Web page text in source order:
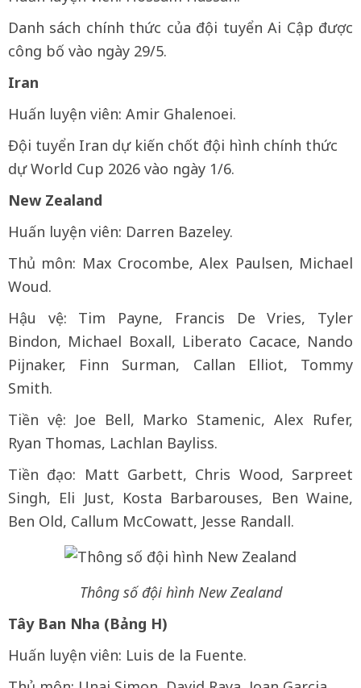
Danh sách chính thức của đội tuyển Ai Cập được
công bố vào ngày 29/5.
Iran
Huấn luyện viên: Amir Ghalenoei.
Đội tuyển Iran dự kiến chốt đội hình chính thức
dự World Cup 2026 vào ngày 1/6.
New Zealand
Huấn luyện viên: Darren Bazeley.
Thủ môn: Max Crocombe, Alex Paulsen, Michael
Woud.
Hậu vệ: Tim Payne, Francis De Vries, Tyler
Bindon, Michael Boxall, Liberato Cacace, Nando
Pijnaker, Finn Surman, Callan Elliot, Tommy
Smith.
Tiền vệ: Joe Bell, Marko Stamenic, Alex Rufer,
Ryan Thomas, Lachlan Bayliss.
Tiền đạo: Matt Garbett, Chris Wood, Sarpreet
Singh, Eli Just, Kosta Barbarouses, Ben Waine,
Ben Old, Callum McCowatt, Jesse Randall.
Thông số đội hình New Zealand
Tây Ban Nha (Bảng H)
Huấn luyện viên: Luis de la Fuente.